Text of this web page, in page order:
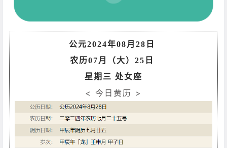
公元2024年08月28日
农历07月（大）25日
星期三 处女座
< 今日黄历 >